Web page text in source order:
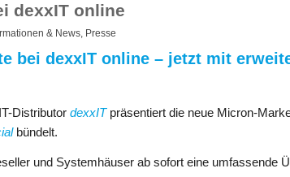
dexxIT online
& News, Presse
bei dexxIT online – jetzt mit
Distributor dexxITpräsentiert die neue Micron-
bündelt.
und Systemhäuser ab sofort eine umfassende